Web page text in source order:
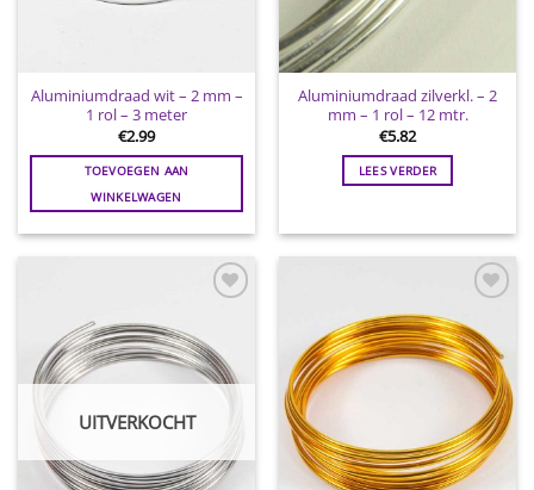
Aluminiumdraad wit – 2 mm –
1 rol – 3 meter
€2.99
TOEVOEGEN AAN
WINKELWAGEN
Aluminiumdraad zilverkl. – 2
mm – 1 rol – 12 mtr.
€5.82
LEES VERDER
wenslijst
UITVERKOCHT
Toevoegen
aan
wenslijst